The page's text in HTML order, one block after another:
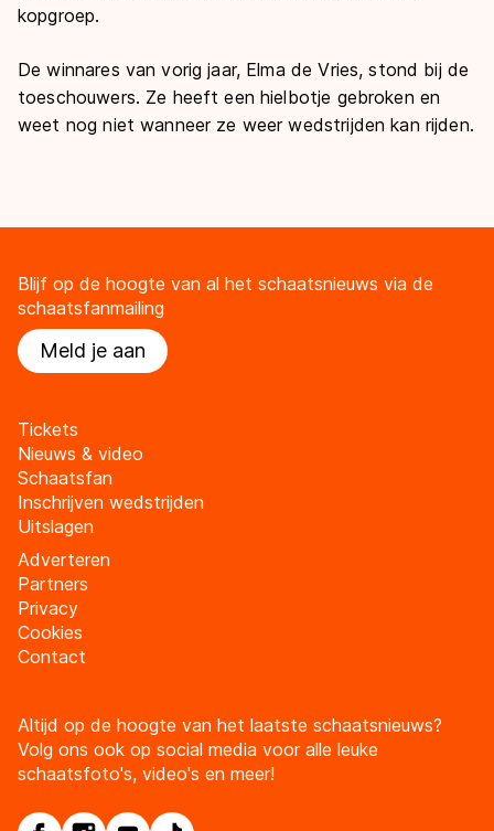
kopgroep.
De winnares van vorig jaar, Elma de Vries, stond bij de
toeschouwers. Ze heeft een hielbotje gebroken en
weet nog niet wanneer ze weer wedstrijden kan rijden.
Blijf op de hoogte van al het schaatsnieuws via de
schaatsfanmailing
Meld je aan
Tickets
Nieuws & video
Schaatsfan
Inschrijven wedstrijden
Uitslagen
Adverteren
Partners
Privacy
Cookies
Contact
Altijd op de hoogte van het laatste schaatsnieuws?
Volg ons ook op social media voor alle leuke
schaatsfoto's, video's en meer!